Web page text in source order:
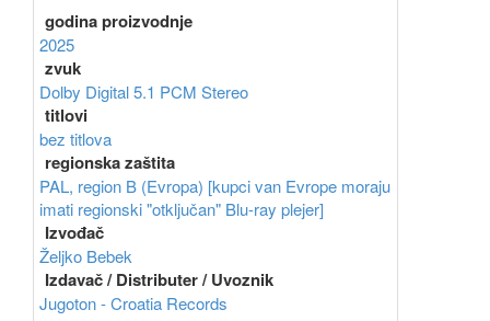
godina proizvodnje
2025
zvuk
Dolby Digital 5.1 PCM Stereo
titlovi
bez titlova
regionska zaštita
PAL, region B (Evropa) [kupci van Evrope moraju
imati regionski "otključan" Blu-ray plejer]
Izvođač
Željko Bebek
Izdavač / Distributer / Uvoznik
Jugoton - Croatia Records